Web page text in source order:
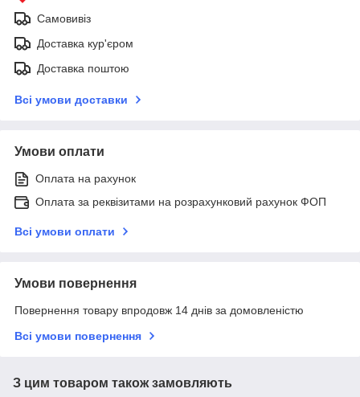
Самовивіз
Доставка кур'єром
Доставка поштою
Всі умови доставки
Умови оплати
Оплата на рахунок
Оплата за реквізитами на розрахунковий рахунок ФОП
Всі умови оплати
Умови повернення
Повернення товару впродовж 14 днів за домовленістю
Всі умови повернення
З цим товаром також замовляють